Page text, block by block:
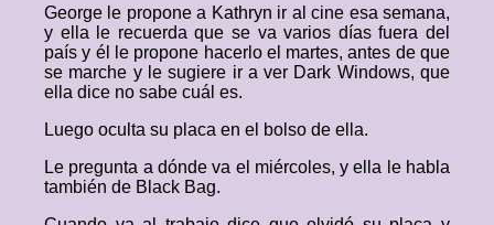
George le propone a Kathryn ir al cine esa semana,
y ella le recuerda que se va varios días fuera del
país y él le propone hacerlo el martes, antes de que
se marche y le sugiere ir a ver Dark Windows, que
ella dice no sabe cuál es.
Luego oculta su placa en el bolso de ella.
Le pregunta a dónde va el miércoles, y ella le habla
también de Black Bag.